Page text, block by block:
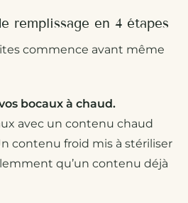
remplissage en 4 étapes
commence avant même
bocaux à chaud.
avec un contenu chaud
contenu froid mis à stériliser
qu’un contenu déjà